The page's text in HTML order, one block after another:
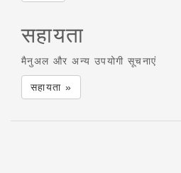
सहायता
मैनुअल और अन्य उपयोगी सूचनाएं
सहायता »